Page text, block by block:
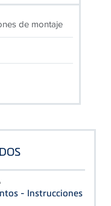
de montaje
- Instrucciones